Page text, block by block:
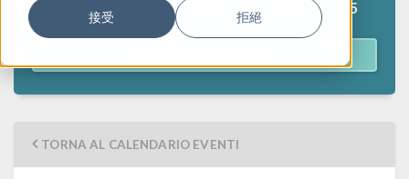
接受 拒絕
Tenuto in diretta il giorno 5 novembre 2025
TORNA AL CALENDARIO EVENTI